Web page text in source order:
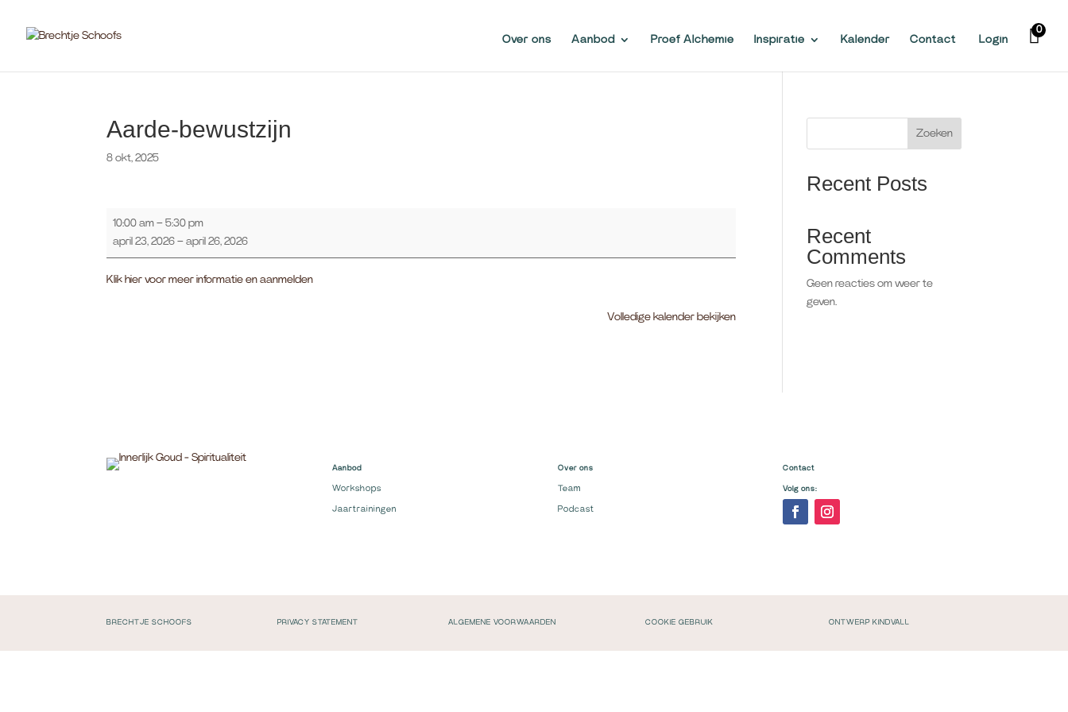
Over ons Aanbod Proef Alchemie Inspiratie Kalender Contact Login
0
Aarde-bewustzijn
8 okt, 2025
Aarde-
bewustzijn
10:00 am –5:30 pm
april 23, 2026 –april 26, 2026
Klik hier voor meer informatie en aanmelden
Volledige kalender bekijken
Zoeken
Recent Posts
Recent
Comments
Geen reacties om weer te
geven.
Aanbod
Workshops
Jaartrainingen
Over ons
Team
Podcast
Contact
Volg ons:
BRECHTJE SCHOOFS PRIVACY STATEMENT ALGEMENE VOORWAARDEN COOKIE GEBRUIK ONTWERP KINDVALL